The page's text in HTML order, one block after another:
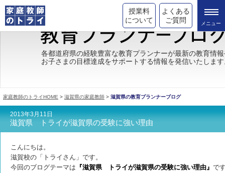
授業料
について
よくある
ご質問
トライの教育理念
成績が上がる理由
都道府県別情報
合格体験談
キャンペーン情報
受験情報
各都道府県の経験豊富な教育プランナーが最新の教育情
お子さまの目標達成をサポートする情報を発信いたしま
家庭教師のトライHOME > 滋賀県の家庭教師 > 滋賀県の教育プランナーブログ
2013年3月11日
滋賀県 トライが滋賀県の受験に強い理由
こんにちは。
滋賀校の「トライさん」です。
今回のブログテーマは 『滋賀県 トライが滋賀県の受験に強い理由』 で